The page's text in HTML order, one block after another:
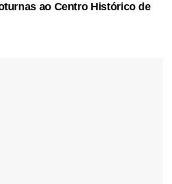
ao Centro Histórico de